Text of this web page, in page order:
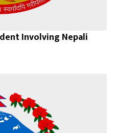
Involving Nepali